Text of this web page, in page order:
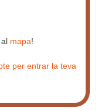
mapa!
per entrar la teva